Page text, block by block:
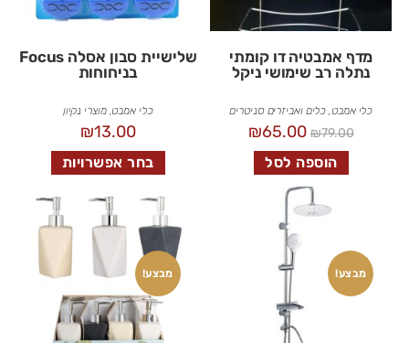
מדף אמבטיה דו קומתי
נתלה רב שימושי ניקל
כלי אמבט, כלים ואביזרים סניטרים
₪79.00
₪65.00
הוספה לסל
שלישיית סבון אסלה Focus
בניחוחות
כלי אמבט,מוצרי נקיון
₪13.00
בחר אפשרויות
מבצע! מבצע!